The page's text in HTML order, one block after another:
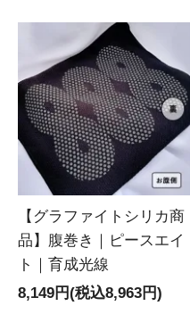
【グラファイトシリカ商
品】腹巻き｜ピースエイ
ト｜育成光線
8,149円(税込8,963円)